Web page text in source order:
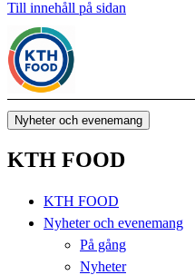
Till innehåll på sidan
Nyheter och evenemang
KTH FOOD
KTH FOOD
Nyheter och evenemang
På gång
Nyheter